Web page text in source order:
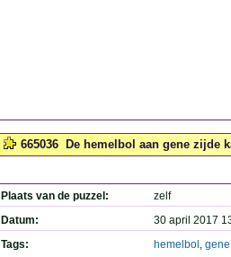
665036 De hemelbol aan gene zijde
Plaats van de puzzel:
zelf
Datum:
30 april 2017
Tags:
hemelbol , gene